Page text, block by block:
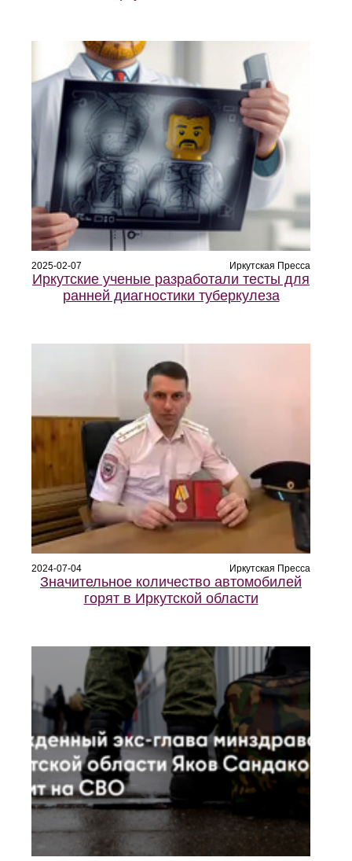
2025-02-07 Иркутская Пресса
Иркутские ученые разработали тесты для
ранней диагностики туберкулеза
2024-07-04 Иркутская Пресса
Значительное количество автомобилей
горят в Иркутской области